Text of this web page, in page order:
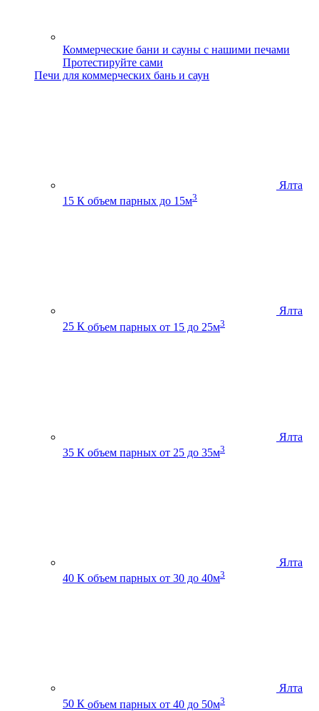
Коммерческие бани и сауны с нашими печами
Протестируйте сами
Печи для коммерческих бань и саун
Ялта
15 К объем парных до 15м3
Ялта
25 К объем парных от 15 до 25м3
Ялта
35 К объем парных от 25 до 35м3
Ялта
40 К объем парных от 30 до 40м3
Ялта
50 К объем парных от 40 до 50м3